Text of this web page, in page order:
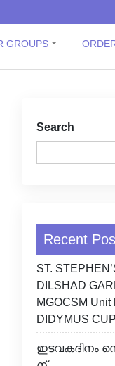
GROUPS
Search
Recent
ST.
DILSHAD
MGOCSM Unit
DIDYMUS
ഇടവകദിനം